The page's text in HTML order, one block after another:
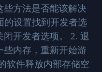
方法是否能该解决
的设置找到开发者选
开发者选项。 2. 退
些内存，重新开始游
软件释放内部存储空